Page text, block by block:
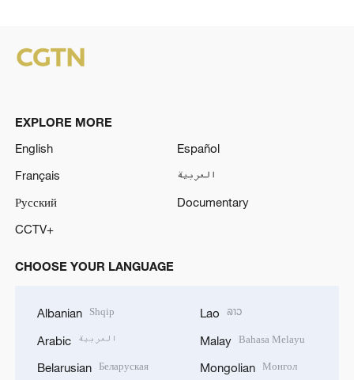
EXPLORE MORE
English
Español
Français
العربية
Русский
Documentary
CCTV+
CHOOSE YOUR LANGUAGE
Albanian Shqip
Arabic العربية
Belarusian Беларуская
Lao ລາວ
Malay Bahasa Melayu
Mongolian Монгол